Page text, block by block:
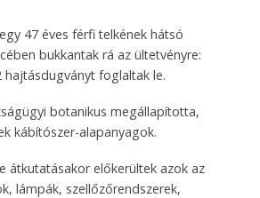
47 éves férfi telkének hátsó
bukkantak rá az ültetvényre:
hajtásdugványt foglaltak le.
botanikus megállapította,
kábítószer-alapanyagok.
átkutatásakor előkerültek azok az
lámpák, szellőzőrendszerek,